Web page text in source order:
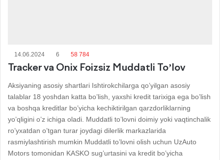
14.06.2024 6 58 784
Tracker va Onix Foizsiz Muddatli To’lov
Aksiyaning asosiy shartlari Ishtirokchilarga qo’yilgan asosiy
talablar 18 yoshdan katta bo’lish, yaxshi kredit tarixiga ega bo’lish
va boshqa kreditlar bo’yicha kechiktirilgan qarzdorliklarning
yo’qligini o’z ichiga oladi. Muddatli to’lovni doimiy yoki vaqtinchalik
ro’yxatdan o’tgan turar joydagi dilerlik markazlarida
rasmiylashtirish mumkin Muddatli to’lovni olish uchun UzAuto
Motors tomonidan KASKO sug’urtasini va kredit bo’yicha